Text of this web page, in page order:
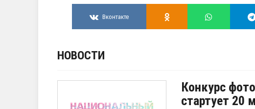
Вконтакте
НОВОСТИ
Конкурс
стартует 20